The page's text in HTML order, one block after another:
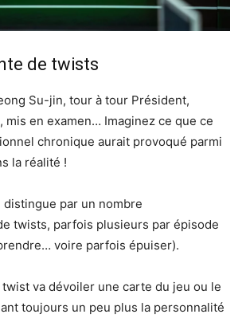
de twists
Su-jin, tour à tour Président,
mis en examen… Imaginez ce que ce
chronique aurait provoqué parmi
la réalité !
distingue par un nombre
twists, parfois plusieurs par épisode
voire parfois épuiser).
va dévoiler une carte du jeu ou le
toujours un peu plus la personnalité